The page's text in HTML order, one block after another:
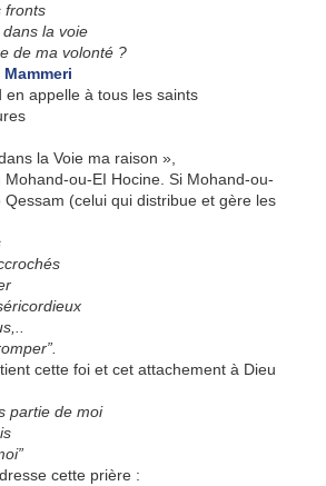
fronts
dans la voie
de ma volonté ?
en appelle à tous les saints
la Voie ma raison »,
Mohand-ou-EI Hocine. Si Mohand-ou-
Qessam (celui qui distribue et gère les
cette foi et cet attachement à Dieu
partie de moi
cette prière :